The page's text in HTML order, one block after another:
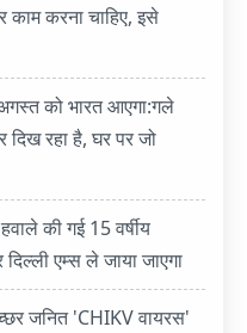
करना चाहिए, इसे
को भारत आएगा:गले
दिख रहा है, घर पर जो
की गई 15 वर्षीय
एम्स ले जाया जाएगा
जनित 'CHIKV वायरस'